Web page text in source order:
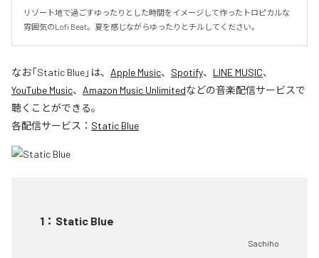
リゾート地で過ごすゆったりとした時間をイメージして作ったトロピカルな
雰囲気のLofi Beat。夏を感じながらゆったりとチルしてください。
なお「Static Blue」は、 Apple Music、 Spotify、 LINE MUSIC、
YouTube Music、 Amazon Music Unlimitedなどの音楽配信サービスで
聴くことができる。
各配信サービス： Static Blue
1 ： Static Blue
Sachiho